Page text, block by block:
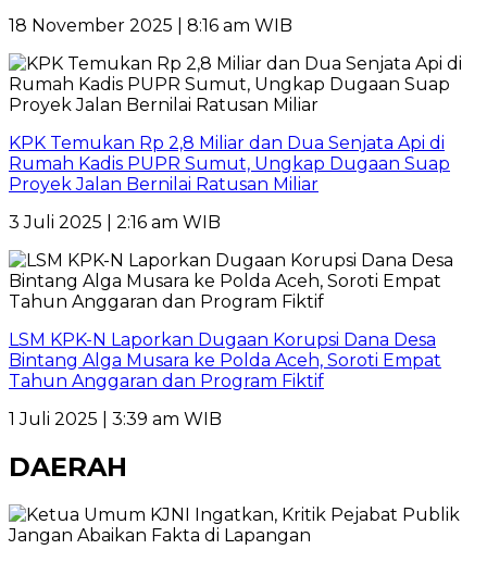
18 November 2025 | 8:16 am WIB
KPK Temukan Rp 2,8 Miliar dan Dua Senjata Api di
Rumah Kadis PUPR Sumut, Ungkap Dugaan Suap
Proyek Jalan Bernilai Ratusan Miliar
3 Juli 2025 | 2:16 am WIB
LSM KPK-N Laporkan Dugaan Korupsi Dana Desa
Bintang Alga Musara ke Polda Aceh, Soroti Empat
Tahun Anggaran dan Program Fiktif
1 Juli 2025 | 3:39 am WIB
DAERAH